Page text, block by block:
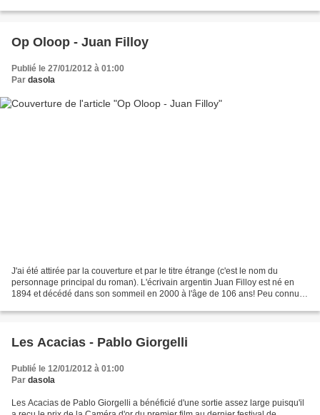
Op Oloop - Juan Filloy
Publié le 27/01/2012 à 01:00
Par dasola
J'ai été attirée par la couverture et par le titre étrange (c'est le nom du
personnage principal du roman). L'écrivain argentin Juan Filloy est né en
1894 et décédé dans son sommeil en 2000 à l'âge de 106 ans! Peu connu
Les Acacias - Pablo Giorgelli
Publié le 12/01/2012 à 01:00
Par dasola
Les Acacias de Pablo Giorgelli a bénéficié d'une sortie assez large puisqu'il